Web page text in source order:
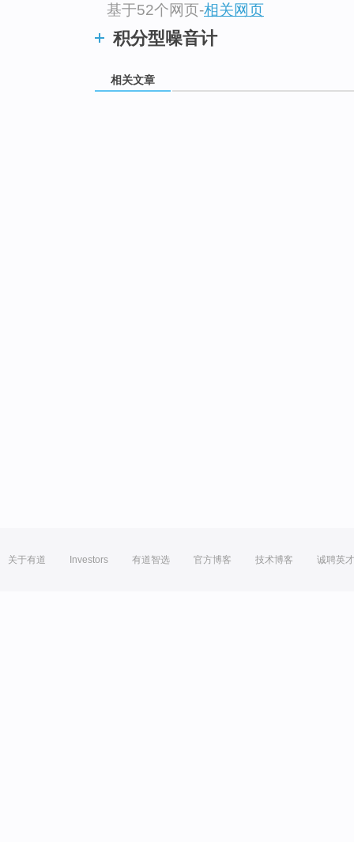
基于52个网页-相关网页
积分型噪音计
相关文章
关于有道 Investors 有道智选 官方博客 技术博客 诚聘英才